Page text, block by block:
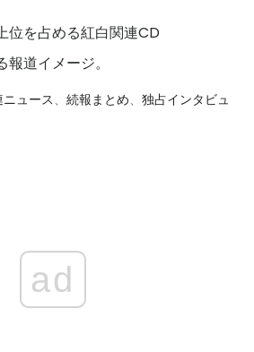
道イメージ。
ュース、 続報まとめ、 独占インタビュ
ad